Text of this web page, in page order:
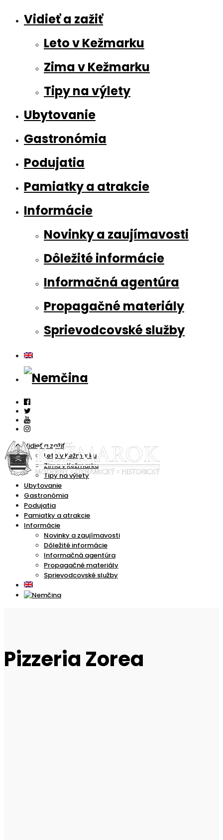
Vidieť a zažiť
Leto v Kežmarku
Zima v Kežmarku
Tipy na výlety
Ubytovanie
Gastronómia
Podujatia
Pamiatky a atrakcie
Informácie
Novinky a zaujímavosti
Dôležité informácie
Informačná agentúra
Propagačné materiály
Sprievodcovské služby
Vidieť a zažiť
Leto v Kežmarku
Zima v Kežmarku
Tipy na výlety
Ubytovanie
Gastronómia
Podujatia
Pamiatky a atrakcie
Informácie
Novinky a zaujímavosti
Dôležité informácie
Informačná agentúra
Propagačné materiály
Sprievodcovské služby
Pizzeria Zorea